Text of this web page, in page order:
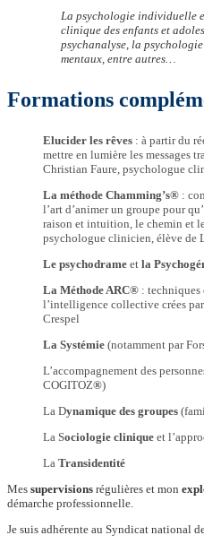
La psychologie individuelle
clinique des enfants et
psychanalyse, la
mentaux, entre autres…
Formations
Elucider les rêves : à partir du
mettre en lumière les messages
Christian Faure, psychologue
La méthode Chamming’s® :
l’art d’animer un groupe pour
raison et intuition, le chemin et
psychologue clinicien, élève de
Le psychodrame et la
La Méthode ARC® : techniques
l’intelligence collective crées
Crespel
La Systémie (notamment par
L’accompagnement des
COGITOZ®)
La Dynamique des groupes
La Sociologie clinique et
La Transidentité
Mes supervisions régulières et mon
démarche professionnelle.
Je suis adhérente au Syndicat national